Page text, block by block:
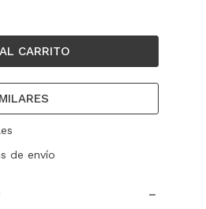
CARRITO
de envío